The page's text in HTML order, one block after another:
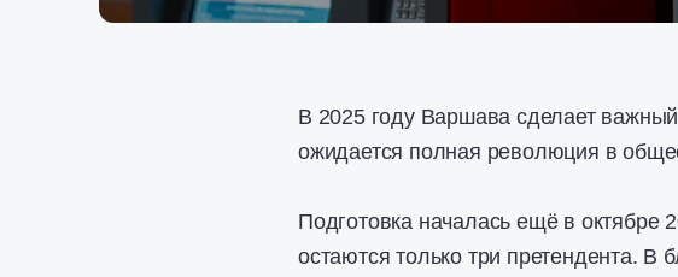
В 2025 году Варшава сделает
ожидается полная революция в
Подготовка началась ещё в октябре
остаются только три претендента. В